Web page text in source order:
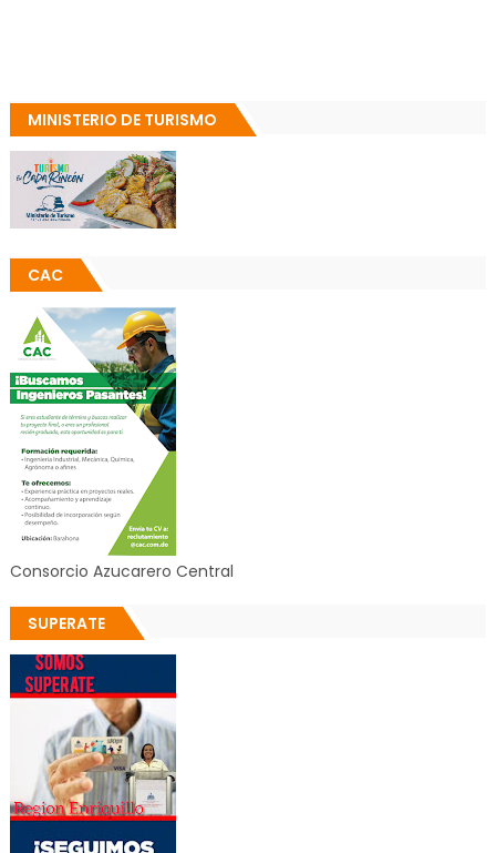
MINISTERIO DE TURISMO
CAC
Consorcio Azucarero Central
SUPERATE